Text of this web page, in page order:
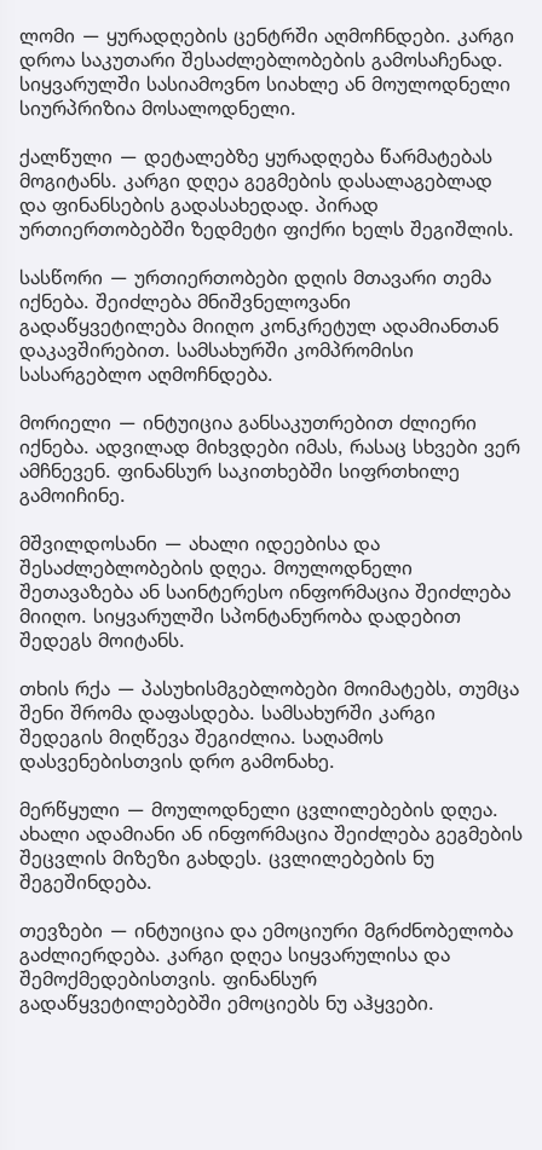
ლომი — ყურადღების ცენტრში აღმოჩნდები. კარგი
დროა საკუთარი შესაძლებლობების გამოსაჩენად.
სიყვარულში სასიამოვნო სიახლე ან მოულოდნელი
სიურპრიზია მოსალოდნელი.
ქალწული — დეტალებზე ყურადღება წარმატებას
მოგიტანს. კარგი დღეა გეგმების დასალაგებლად
და ფინანსების გადასახედად. პირად
ურთიერთობებში ზედმეტი ფიქრი ხელს შეგიშლის.
სასწორი — ურთიერთობები დღის მთავარი თემა
იქნება. შეიძლება მნიშვნელოვანი
გადაწყვეტილება მიიღო კონკრეტულ ადამიანთან
დაკავშირებით. სამსახურში კომპრომისი
სასარგებლო აღმოჩნდება.
მორიელი — ინტუიცია განსაკუთრებით ძლიერი
იქნება. ადვილად მიხვდები იმას, რასაც სხვები ვერ
ამჩნევენ. ფინანსურ საკითხებში სიფრთხილე
გამოიჩინე.
მშვილდოსანი — ახალი იდეებისა და
შესაძლებლობების დღეა. მოულოდნელი
შეთავაზება ან საინტერესო ინფორმაცია შეიძლება
მიიღო. სიყვარულში სპონტანურობა დადებით
შედეგს მოიტანს.
თხის რქა — პასუხისმგებლობები მოიმატებს, თუმცა
შენი შრომა დაფასდება. სამსახურში კარგი
შედეგის მიღწევა შეგიძლია. საღამოს
დასვენებისთვის დრო გამონახე.
მერწყული — მოულოდნელი ცვლილებების დღეა.
ახალი ადამიანი ან ინფორმაცია შეიძლება გეგმების
შეცვლის მიზეზი გახდეს. ცვლილებების ნუ
შეგეშინდება.
თევზები — ინტუიცია და ემოციური მგრძნობელობა
გაძლიერდება. კარგი დღეა სიყვარულისა და
შემოქმედებისთვის. ფინანსურ
გადაწყვეტილებებში ემოციებს ნუ აჰყვები.